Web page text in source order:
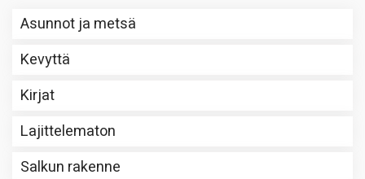
Asunnot ja metsä
Kevyttä
Kirjat
Lajittelematon
Salkun rakenne